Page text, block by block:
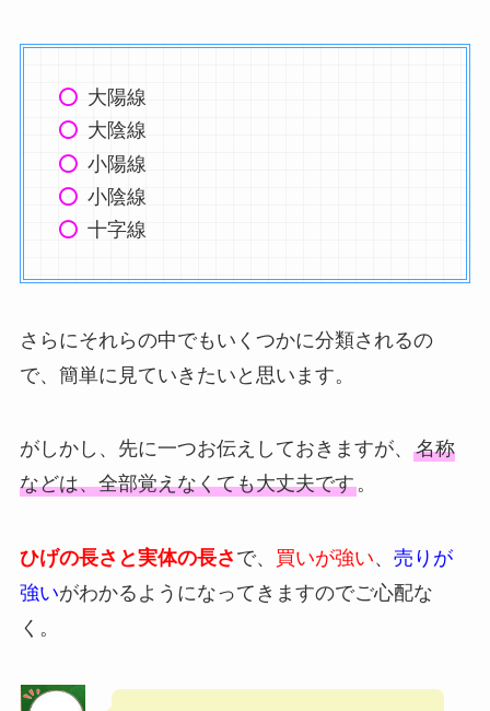
大陽線
大陰線
小陽線
小陰線
十字線
さらにそれらの中でもいくつかに分類されるの
で、簡単に見ていきたいと思います。
がしかし、先に一つお伝えしておきますが、 名称
などは、全部覚えなくても大丈夫です。
ひげの長さと実体の長さ で、 買いが強い、 売りが
強いがわかるようになってきますのでご心配な
く。